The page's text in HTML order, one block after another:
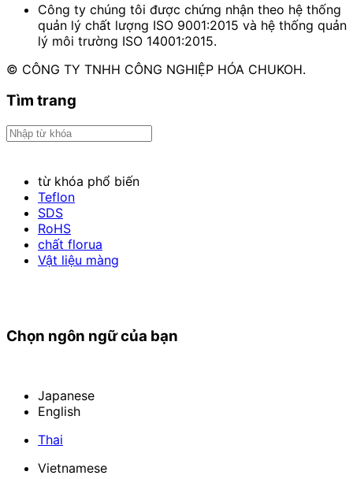
Công ty chúng tôi được chứng nhận theo hệ thống
quản lý chất lượng ISO 9001:2015 và hệ thống quản
lý môi trường ISO 14001:2015.
© CÔNG TY TNHH CÔNG NGHIỆP HÓA CHUKOH.
Tìm trang
từ khóa phổ biến
Teflon
SDS
RoHS
chất florua
Vật liệu màng
Chọn ngôn ngữ của bạn
Japanese
English
Thai
Vietnamese